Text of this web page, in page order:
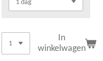
In
winkelwagen